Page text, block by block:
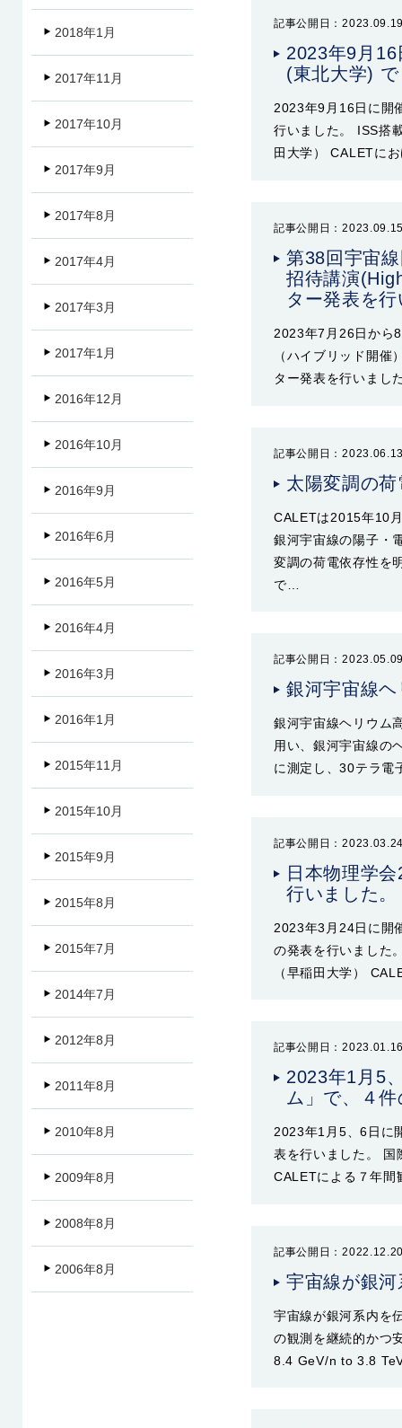
記事公開日：
2023年9月
(東北大学)
2023年9月16日に開
行いました。 ISS搭
田大学） CALETに
記事公開日：
第38回宇宙
招待講演
ター発表を
2023年7月26日から
（ハイブリッド開
ター発表を行いま
記事公開日：
太陽変調の
CALETは2015年10
銀河宇宙線の陽子・
変調の荷電依存性を
で…
記事公開日：
銀河宇宙線
銀河宇宙線ヘリウム
用い、銀河宇宙線の
に測定し、30テラ電
記事公開日：
日本物理学
行いました。
2023年3月24日に開
の発表を行いました
（早稲田大学）
記事公開日：
2023年1月5
ム」で、４
2023年1月5、6日に
表を行いました。 国
CALETによる７年
記事公開日：
宇宙線が銀
宇宙線が銀河系内を
の観測を継続的かつ
8.4 GeV/n to 3.8
2018年1月
2017年11月
2017年10月
2017年9月
2017年8月
2017年4月
2017年3月
2017年1月
2016年12月
2016年10月
2016年9月
2016年6月
2016年5月
2016年4月
2016年3月
2016年1月
2015年11月
2015年10月
2015年9月
2015年8月
2015年7月
2014年7月
2012年8月
2011年8月
2010年8月
2009年8月
2008年8月
2006年8月